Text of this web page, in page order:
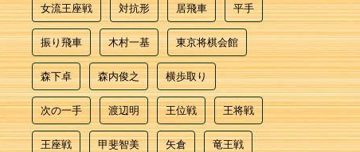
女流王座戦 対抗形 居飛車 平手
振り飛車 木村一基 東京将棋会館
森下卓 森内俊之 横歩取り
次の一手 渡辺明 王位戦 王将戦
王座戦 甲斐智美 矢倉 竜王戦